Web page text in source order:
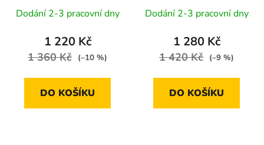
Dodání 2-3 pracovní dny
1 220 Kč
1 360 Kč (–10 %)
DO KOŠÍKU
1/2" 10 dílů
Dodání 2-3 pracovní dny
1 280 Kč
1 420 Kč (–9 %)
DO KOŠÍKU